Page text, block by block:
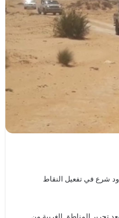
شرع في تفعيل النقاط